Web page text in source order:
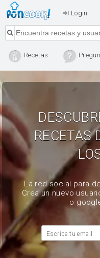
Login
Recetas
RECETAS
La red social para
Crea un nuevo
o
Escribe tu email